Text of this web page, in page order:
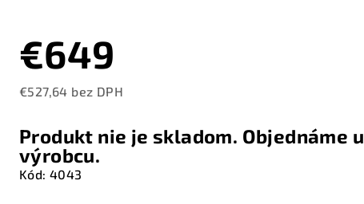
€649
€527,64 bez DPH
cena:
Produkt nie je skladom. Objednáme u
výrobcu.
Kód: 4043